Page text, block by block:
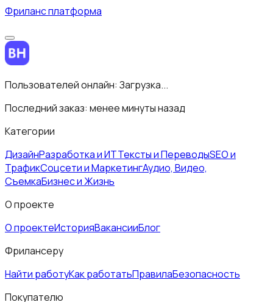
Фриланс платформа
Пользователей онлайн: Загрузка...
Последний заказ: менее минуты назад
Категории
ДизайнРазработка и ИТТексты и ПереводыSEO и
ТрафикСоцсети и МаркетингАудио, Видео,
СъемкаБизнес и Жизнь
О проекте
О проектеИсторияВакансииБлог
Фрилансеру
Найти работуКак работатьПравилаБезопасность
Покупателю